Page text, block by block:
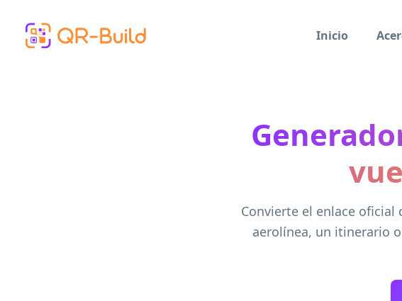
Inicio
Convierte el enlace
aerolínea, un itinerario